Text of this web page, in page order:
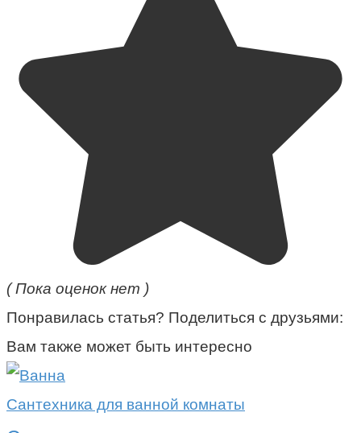
( Пока оценок нет )
Понравилась статья? Поделиться с друзьями:
Вам также может быть интересно
Сантехника для ванной комнаты